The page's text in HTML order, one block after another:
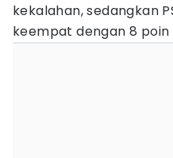
kekalahan, sedangkan
keempat dengan 8 poin